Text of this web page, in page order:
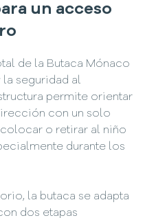
un acceso
de la Butaca Mónaco
seguridad al
permite orientar
con un solo
o retirar al niño
durante los
la butaca se adapta
dos etapas